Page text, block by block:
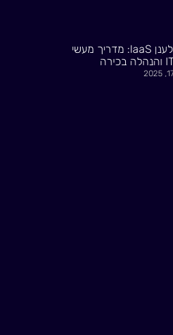
המעבר לענן IaaS: מדריך מעשי